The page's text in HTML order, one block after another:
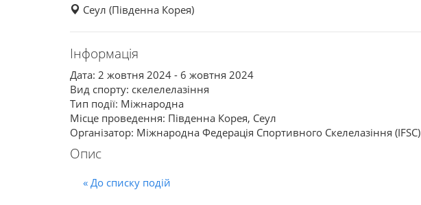
Сеул (Південна Корея)
Інформація
Дата: 2 жовтня 2024 - 6 жовтня 2024
Вид спорту: скелелелазіння
Тип події: Міжнародна
Місце проведення: Південна Корея, Сеул
Організатор: Міжнародна Федерація Спортивного Скелелазіння (IFSC)
Опис
« До списку подій